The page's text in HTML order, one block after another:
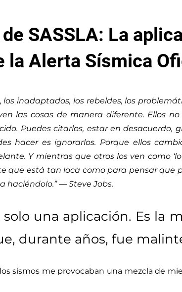
SASSLA: La
la Alerta Sísmica
los inadaptados, los rebeldes, los
las cosas de manera diferente. Ellos
Puedes citarlos, estar en desacuerdo,
hacer es ignorarlos. Porque ellos
Y mientras que otros los ven como
que está tan loca como para pensar que
haciéndolo.”— Steve Jobs.
solo una aplicación. Es la
durante años, fue
sismos me provocaban una mezcla de